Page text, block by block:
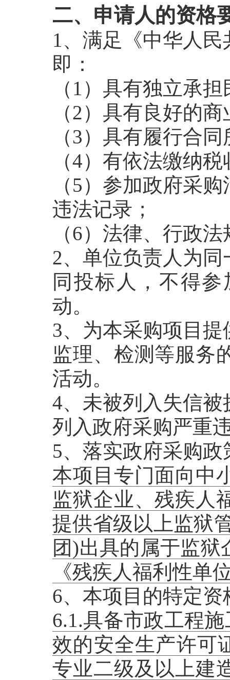
二、申请人的资格
1、满足《中华人
即：
（1）具有独立承
（2）具有良好的
（3）具有履行合
（4）有依法缴纳
（5）参加政府采
违法记录；
（6）法律、行政
2、单位负责人为
同投标人，不得
动。
3、为本采购项目
监理、检测等服务
活动。
4、未被列入失信
列入政府采购严重
5、落实政府采购
本项目专门面向中
监狱企业、残疾人
提供省级以上监狱
团)出具的属于监
《残疾人福利性单
6、本项目的特定资
6.1.具备市政工程
效的安全生产许可
专业二级及以上建